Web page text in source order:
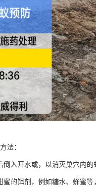
法：
入开水或，以消灭巢穴内的
的饵剂，例如糖水、蜂蜜